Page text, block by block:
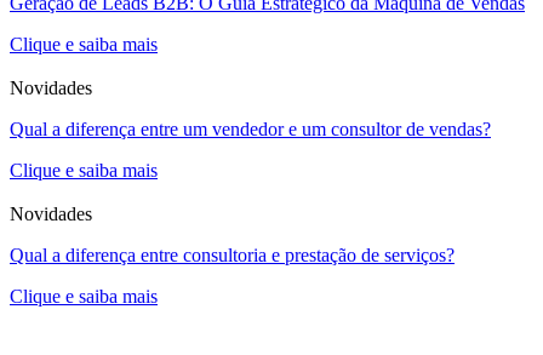
Clique e saiba mais
Novidades
Qual a diferença entre um vendedor e um consultor de vendas?
Clique e saiba mais
Novidades
Qual a diferença entre consultoria e prestação de serviços?
Clique e saiba mais